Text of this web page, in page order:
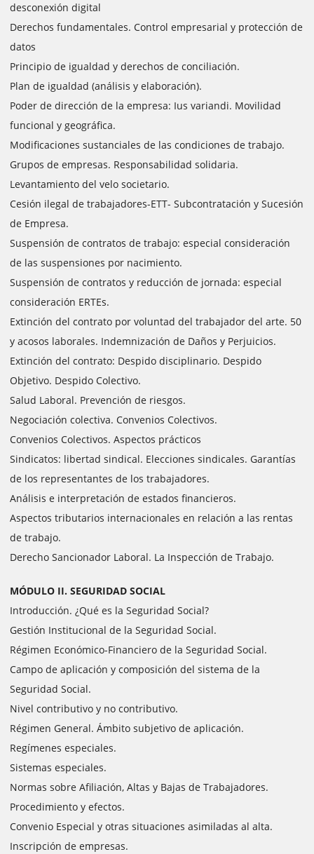
desconexión digital
Derechos fundamentales. Control empresarial y protección de
datos
Principio de igualdad y derechos de conciliación.
Plan de igualdad (análisis y elaboración).
Poder de dirección de la empresa: Ius variandi. Movilidad
funcional y geográfica.
Modificaciones sustanciales de las condiciones de trabajo.
Grupos de empresas. Responsabilidad solidaria.
Levantamiento del velo societario.
Cesión ilegal de trabajadores-ETT- Subcontratación y Sucesión
de Empresa.
Suspensión de contratos de trabajo: especial consideración
de las suspensiones por nacimiento.
Suspensión de contratos y reducción de jornada: especial
consideración ERTEs.
Extinción del contrato por voluntad del trabajador del arte. 50
y acosos laborales. Indemnización de Daños y Perjuicios.
Extinción del contrato: Despido disciplinario. Despido
Objetivo. Despido Colectivo.
Salud Laboral. Prevención de riesgos.
Negociación colectiva. Convenios Colectivos.
Convenios Colectivos. Aspectos prácticos
Sindicatos: libertad sindical. Elecciones sindicales. Garantías
de los representantes de los trabajadores.
Análisis e interpretación de estados financieros.
Aspectos tributarios internacionales en relación a las rentas
de trabajo.
Derecho Sancionador Laboral. La Inspección de Trabajo.
MÓDULO II. SEGURIDAD SOCIAL
Introducción. ¿Qué es la Seguridad Social?
Gestión Institucional de la Seguridad Social.
Régimen Económico-Financiero de la Seguridad Social.
Campo de aplicación y composición del sistema de la
Seguridad Social.
Nivel contributivo y no contributivo.
Régimen General. Ámbito subjetivo de aplicación.
Regímenes especiales.
Sistemas especiales.
Normas sobre Afiliación, Altas y Bajas de Trabajadores.
Procedimiento y efectos.
Convenio Especial y otras situaciones asimiladas al alta.
Inscripción de empresas.